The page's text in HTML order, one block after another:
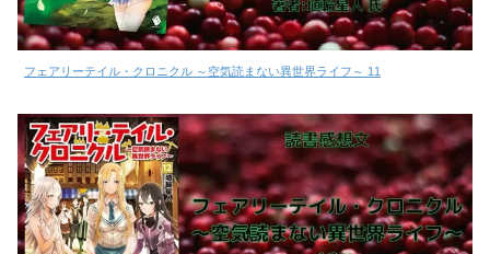
フェアリーテイル・クロニクル ～空気読まない異世界ライフ～ 11